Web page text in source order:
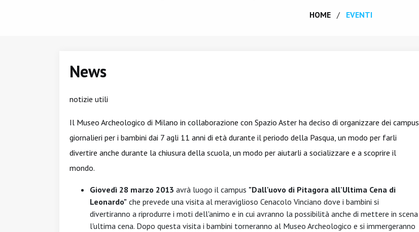
HOME EVENTI
News
notizie utili
Il Museo Archeologico di Milano in collaborazione con Spazio Aster ha deciso di organizzare dei campus
giornalieri per i bambini dai 7 agli 11 anni di età durante il periodo della Pasqua, un modo per farli
divertire anche durante la chiusura della scuola, un modo per aiutarli a socializzare e a scoprire il
mondo.
Giovedì 28 marzo 2013 avrà luogo il campus "Dall'uovo di Pitagora all'Ultima Cena di
Leonardo" che prevede una visita al meraviglioso Cenacolo Vinciano dove i bambini si
divertiranno a riprodurre i moti dell'animo e in cui avranno la possibilità anche di mettere in scena
l'ultima cena. Dopo questa visita i bambini torneranno al Museo Archeologico e si immergeranno